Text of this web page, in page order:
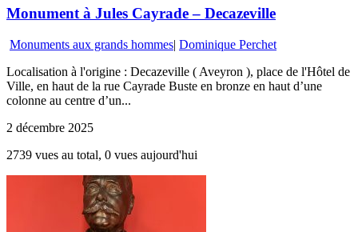
Monument à Jules Cayrade – Decazeville
Monuments aux grands hommes| Dominique Perchet
Localisation à l'origine : Decazeville ( Aveyron ), place de l'Hôtel de
Ville, en haut de la rue Cayrade Buste en bronze en haut d’une
colonne au centre d’un...
2 décembre 2025
2739 vues au total, 0 vues aujourd'hui